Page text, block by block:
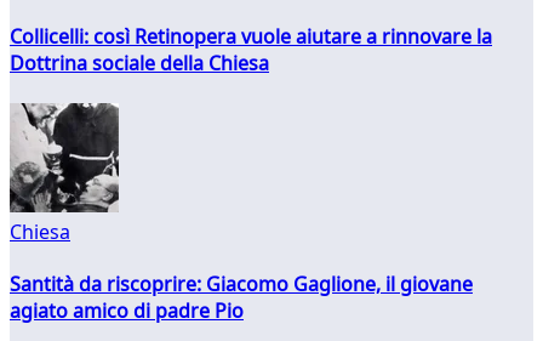
Collicelli: così Retinopera vuole aiutare a rinnovare la
Dottrina sociale della Chiesa
Chiesa
Santità da riscoprire: Giacomo Gaglione, il giovane
agiato amico di padre Pio